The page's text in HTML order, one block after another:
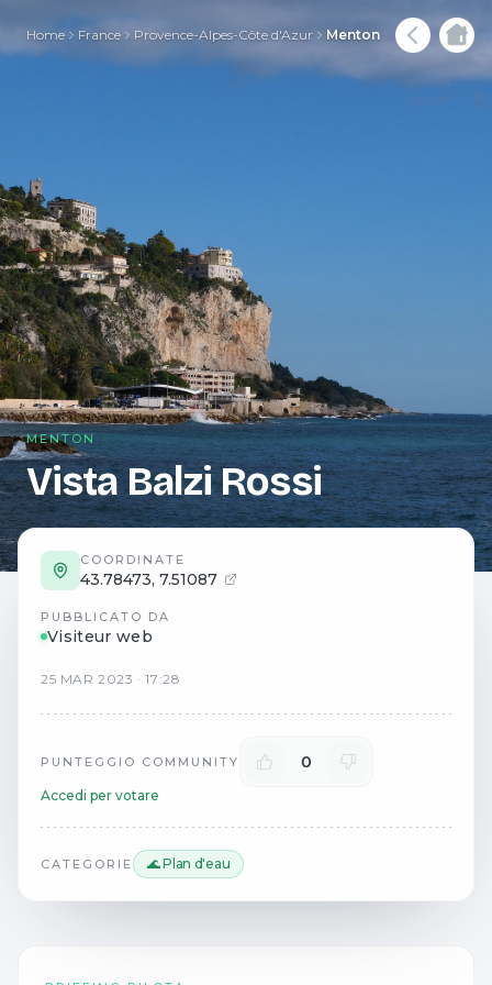
Home France Provence-Alpes-Côte d'Azur Menton
MENTON
Vista Balzi Rossi
COORDINATE
43.78473, 7.51087
PUBBLICATO DA
Visiteur web
25 MAR 2023 ·17:28
PUNTEGGIO COMMUNITY 0
Accedi per votare
CATEGORIE 🌊 Plan d'eau